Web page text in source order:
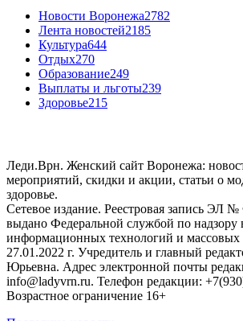
Новости Воронежа2782
Лента новостей2185
Культура644
Отдых270
Образование249
Выплаты и льготы239
Здоровье215
Леди.Врн. Женский сайт Воронежа:
мероприятий, скидки и акции, статьи о
здоровье.
Сетевое издание. Реестровая запись ЭЛ
выдано Федеральной службой по надзору
информационных технологий и
27.01.2022 г. Учредитель и главный
Юрьевна. Адрес электронной почты
info@ladyvrn.ru. Телефон редакции:
Возрастное ограничение 16+